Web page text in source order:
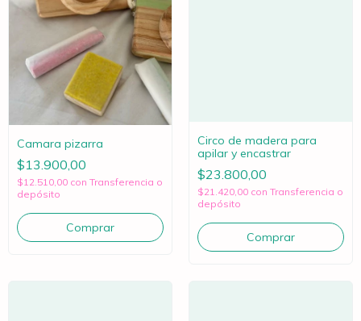
Camara pizarra
$13.900,00
$12.510,00 con Transferencia o
depósito
Circo de madera para
apilar y encastrar
$23.800,00
$21.420,00 con Transferencia o
depósito